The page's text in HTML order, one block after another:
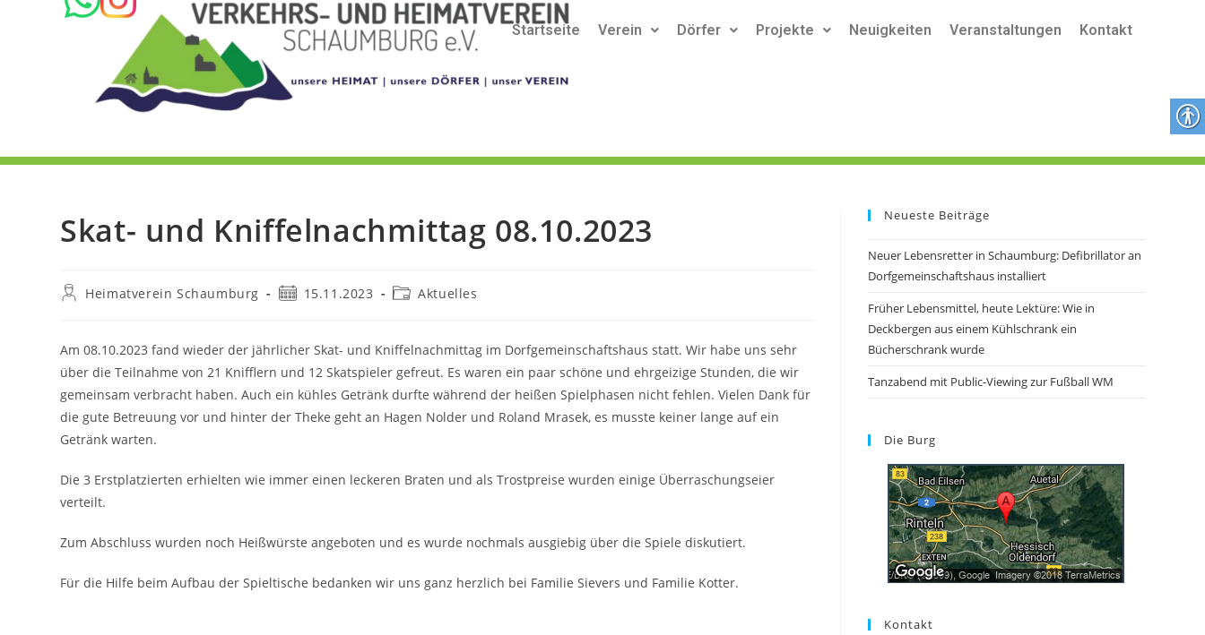
Startseite Verein Dörfer Projekte Neuigkeiten Veranstaltungen Kontakt
Skat- und Kniffelnachmittag 08.10.2023
Heimatverein Schaumburg 15.11.2023 Aktuelles
Am 08.10.2023 fand wieder der jährlicher Skat- und Kniffelnachmittag im Dorfgemeinschaftshaus statt. Wir habe uns sehr
über die Teilnahme von 21 Knifflern und 12 Skatspieler gefreut. Es waren ein paar schöne und ehrgeizige Stunden, die wir
gemeinsam verbracht haben. Auch ein kühles Getränk durfte während der heißen Spielphasen nicht fehlen. Vielen Dank für
die gute Betreuung vor und hinter der Theke geht an Hagen Nolder und Roland Mrasek, es musste keiner lange auf ein
Getränk warten.
Die 3 Erstplatzierten erhielten wie immer einen leckeren Braten und als Trostpreise wurden einige Überraschungseier
verteilt.
Zum Abschluss wurden noch Heißwürste angeboten und es wurde nochmals ausgiebig über die Spiele diskutiert.
Für die Hilfe beim Aufbau der Spieltische bedanken wir uns ganz herzlich bei Familie Sievers und Familie Kotter.
Neueste Beiträge
Neuer Lebensretter in Schaumburg: Defibrillator an
Dorfgemeinschaftshaus installiert
Früher Lebensmittel, heute Lektüre: Wie in
Deckbergen aus einem Kühlschrank ein
Bücherschrank wurde
Tanzabend mit Public-Viewing zur Fußball WM
Die Burg
Kontakt